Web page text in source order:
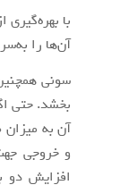
آن‌ها را
سونی